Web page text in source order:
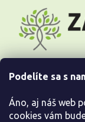
Podelíte sa s
Áno, aj náš web
cookies vám
t
Informácie pre